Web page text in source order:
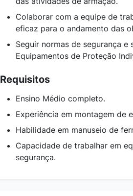
Colaborar com a equipe de
eficaz para o andamento das
Seguir normas de segurança
Equipamentos de Proteção
Requisitos
Ensino Médio completo.
Experiência em montagem de
Habilidade em manuseio de
Capacidade de trabalhar em
segurança.